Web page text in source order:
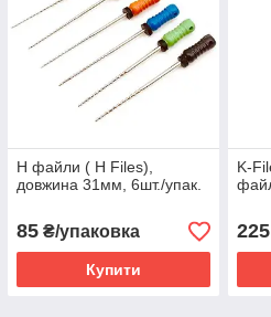
Н файли ( H Files),
довжина 31мм, 6шт./упак.
85₴/упаковка
Купити
K-
225